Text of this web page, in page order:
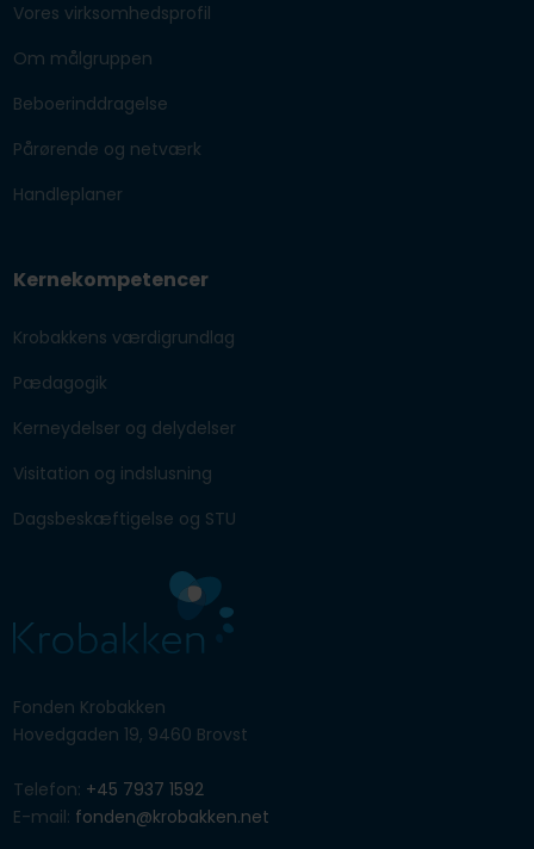
Vores virksomhedsprofil
Om målgruppen
Beboerinddragelse
Pårørende og netværk
Handleplaner
Kernekompetencer
Krobakkens værdigrundlag
Pædagogik
Kerneydelser og delydelser
Visitation og indslusning
Dagsbeskæftigelse og STU
​Fonden Krobakken
Hovedgaden 19, 9460 Brovst
Telefon: +45 7937 1592
E-mail: fonden@krobakken.net